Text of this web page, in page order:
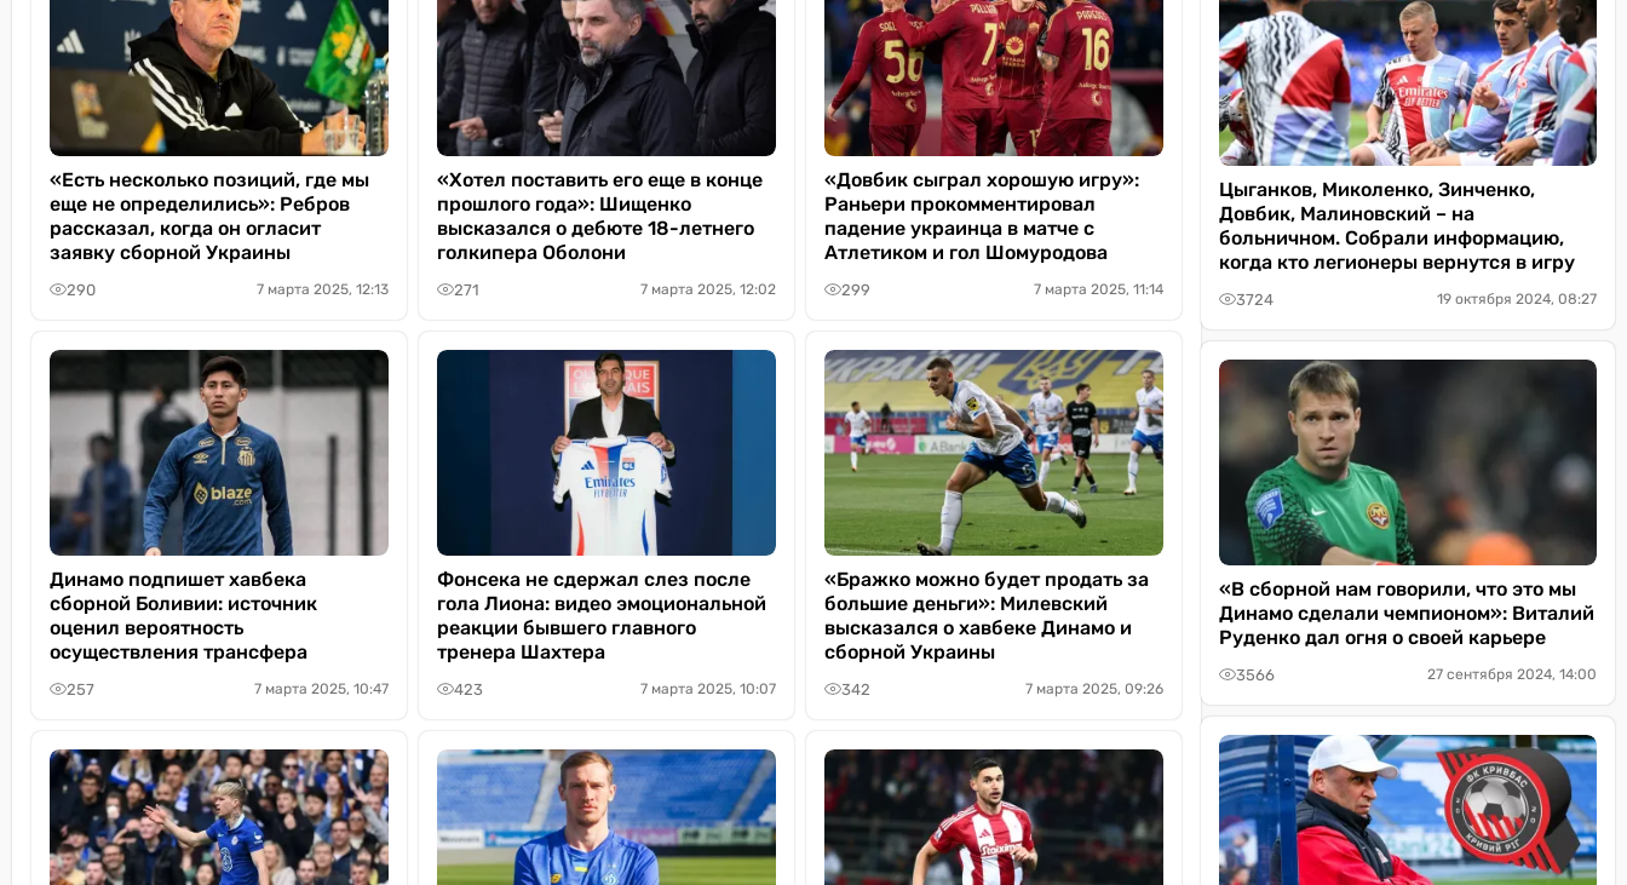
«Есть несколько позиций, где мы
еще не определились»: Ребров
рассказал, когда он огласит
заявку сборной Украины
290 7 марта 2025, 12:13
«Хотел поставить его еще в конце
прошлого года»: Шищенко
высказался о дебюте 18-летнего
голкипера Оболони
271 7 марта 2025, 12:02
«Довбик сыграл хорошую игру»:
Раньери прокомментировал
падение украинца в матче с
Атлетиком и гол Шомуродова
299 7 марта 2025, 11:14
Динамо подпишет хавбека
сборной Боливии: источник
оценил вероятность
осуществления трансфера
257 7 марта 2025, 10:47
Фонсека не сдержал слез после
гола Лиона: видео эмоциональной
реакции бывшего главного
тренера Шахтера
423 7 марта 2025, 10:07
«Бражко можно будет продать за
большие деньги»: Милевский
высказался о хавбеке Динамо и
сборной Украины
342 7 марта 2025, 09:26
Цыганков, Миколенко, Зинченко,
Довбик, Малиновский – на
больничном. Собрали информацию,
когда кто легионеры вернутся в игру
3724 19 октября 2024, 08:27
«В сборной нам говорили, что это мы
Динамо сделали чемпионом»: Виталий
Руденко дал огня о своей карьере
3566 27 сентября 2024, 14:00